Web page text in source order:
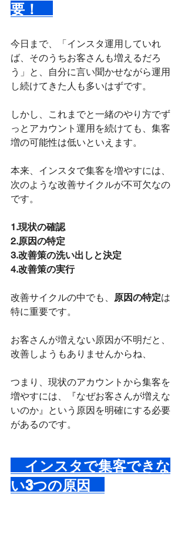
要！
今日まで、「インスタ運用していれ
ば、そのうちお客さんも増えるだろ
う」と、自分に言い聞かせながら運用
し続けてきた人も多いはずです。
しかし、これまでと一緒のやり方でず
っとアカウント運用を続けても、集客
増の可能性は低いといえます。
本来、インスタで集客を増やすには、
次のような改善サイクルが不可欠なの
です。
1.現状の確認
2.原因の特定
3.改善策の洗い出しと決定
4.改善策の実行
改善サイクルの中でも、 原因の特定は
特に重要です。
お客さんが増えない原因が不明だと、
改善しようもありませんからね、
つまり、現状のアカウントから集客を
増やすには、『なぜお客さんが増えな
いのか』という原因を明確にする必要
があるのです。
インスタで集客できな
い3つの原因